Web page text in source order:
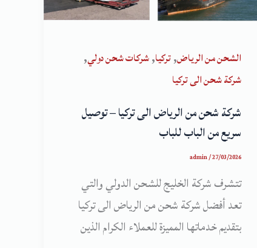
الشحن من الرياض,تركيا,شركات شحن دولي,
شركة شحن الى تركيا
شركة شحن من الرياض الى تركيا – توصيل
سريع من الباب للباب
admin/27/03/2026
تتشرف شركة الخليج للشحن الدولي والتي
تعد أفضل شركة شحن من الرياض الى تركيا
بتقديم خدماتها المميزة للعملاء الكرام الذين